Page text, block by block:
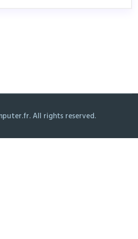
All rights reserved.